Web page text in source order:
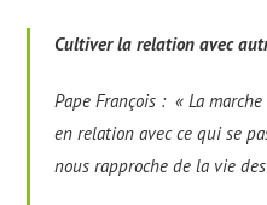
Cultiver la relation avec
Pape François : « La
en relation avec ce qui se
nous rapproche de la vie